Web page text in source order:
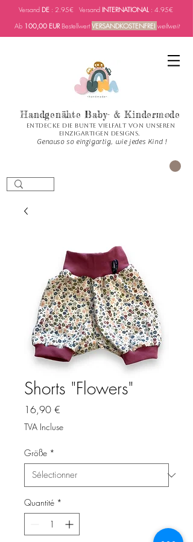
Versand DE : 2.95€ Versand INTERNATIONAL : 4.95€
Ab 100,00 EURBestellwertVERSANDKOSTENFREI weltweit
Handgenähte Baby- & Kindermode
Entdecke die bunte Vielfalt von unseren
einzigartigen Designs.
Genauso so einzigartig, wie jedes Kind !
Shorts "Flowers"
16,90 €
TVA Incluse
Größe *
Quantité *